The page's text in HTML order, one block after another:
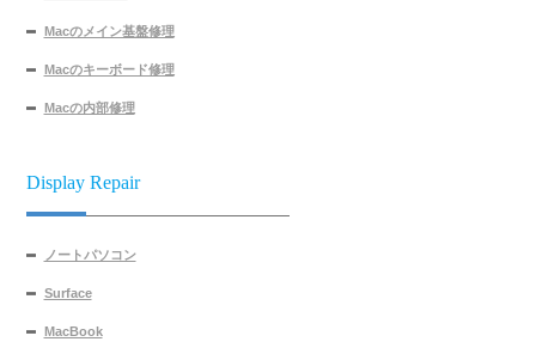
Macのメイン基盤修理
Macのキーボード修理
Macの内部修理
Display Repair
ノートパソコン
Surface
MacBook